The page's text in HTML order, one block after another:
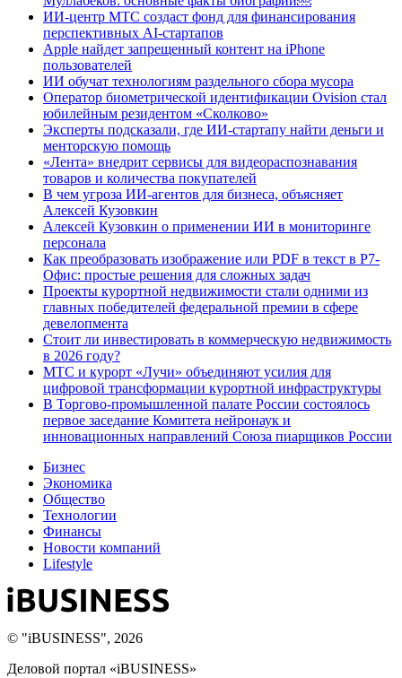
ИИ-центр МТС создаст фонд для финансирования
перспективных AI-стартапов
Apple найдет запрещенный контент на iPhone
пользователей
ИИ обучат технологиям раздельного сбора мусора
Оператор биометрической идентификации Ovision стал
юбилейным резидентом «Сколково»
Эксперты подсказали, где ИИ-стартапу найти деньги и
менторскую помощь
«Лента» внедрит сервисы для видеораспознавания
товаров и количества покупателей
В чем угроза ИИ-агентов для бизнеса, объясняет
Алексей Кузовкин
Алексей Кузовкин о применении ИИ в мониторинге
персонала
Как преобразовать изображение или PDF в текст в Р7-
Офис: простые решения для сложных задач
Проекты курортной недвижимости стали одними из
главных победителей федеральной премии в сфере
девелопмента
Стоит ли инвестировать в коммерческую недвижимость
в 2026 году?
МТС и курорт «Лучи» объединяют усилия для
цифровой трансформации курортной инфраструктуры
В Торгово-промышленной палате России состоялось
первое заседание Комитета нейронаук и
инновационных направлений Союза пиарщиков России
Бизнес
Экономика
Общество
Технологии
Финансы
Новости компаний
Lifestyle
© "iBUSINESS", 2026
Деловой портал «iBUSINESS»